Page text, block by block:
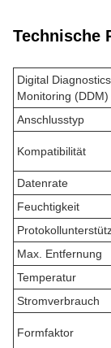
Technische
Digital Diagnostics
Monitoring (DDM)
Anschlusstyp
Kompatibilität
Datenrate
Feuchtigkeit
Max. Entfernung
Temperatur
Stromverbrauch
Formfaktor